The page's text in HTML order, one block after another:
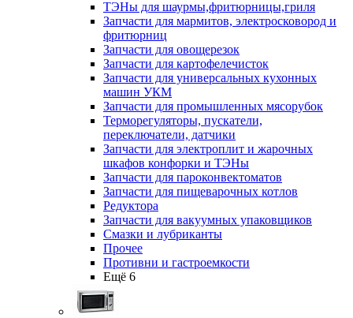
ТЭНы для шаурмы,фритюрницы,гриля
Запчасти для мармитов, электросковород и
фритюрниц
Запчасти для овощерезок
Запчасти для картофелечисток
Запчасти для универсальных кухонных
машин УКМ
Запчасти для промышленных мясорубок
Терморегуляторы, пускатели,
переключатели, датчики
Запчасти для электроплит и жарочных
шкафов конфорки и ТЭНы
Запчасти для пароконвектоматов
Запчасти для пищеварочных котлов
Редуктора
Запчасти для вакуумных упаковщиков
Смазки и лубриканты
Прочее
Противни и гастроемкости
Ещё 6